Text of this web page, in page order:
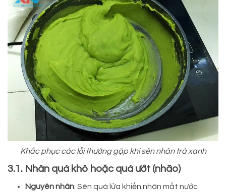
Khắc phục các lỗi thường gặp khi sên nhân trà xanh
3.1. Nhân quá khô hoặc quá ướt (nhão)
Nguyên nhân: Sên quá lửa khiến nhân mất nước